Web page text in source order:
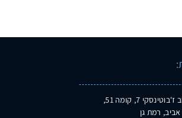
7, קומה 51,
רמת גן